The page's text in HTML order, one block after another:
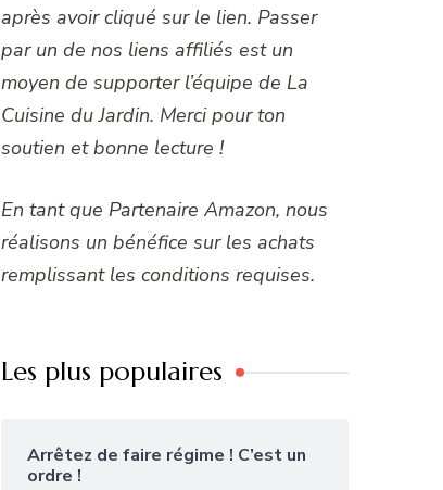
après avoir cliqué sur le lien. Passer
par un de nos liens affiliés est un
moyen de supporter l’équipe de La
Cuisine du Jardin. Merci pour ton
soutien et bonne lecture !
En tant que Partenaire Amazon, nous
réalisons un bénéfice sur les achats
remplissant les conditions requises.
Les plus populaires
Arrêtez de faire régime ! C’est un
ordre !